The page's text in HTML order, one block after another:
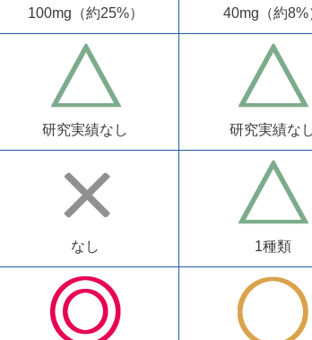
100mg（約25%） 40mg（約8%
研究実績なし 研究実績な
なし 1種類